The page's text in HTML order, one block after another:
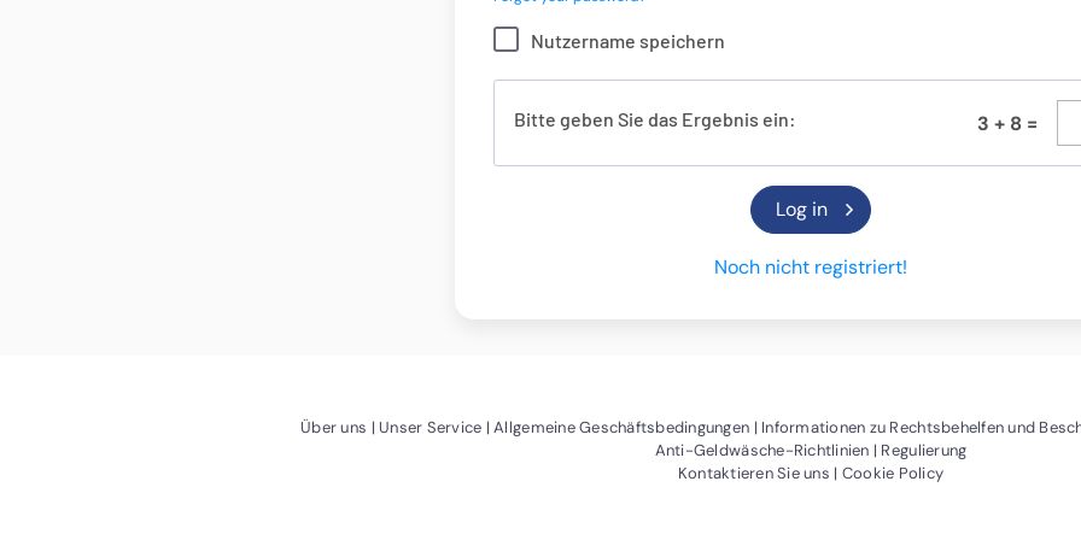
Nutzername speichern
Bitte geben Sie das Ergebnis ein: 3 + 8 =
Noch nicht registriert!
Über uns (Öffnet ein neues Fenster)
Unser Service(Öffnet ein neues Fenster)
Allgemeine Geschäftsbedingungen(Öffnet ein neues Fenster)
Informationen zu Rechtsbehelfen und
Anti-Geldwäsche-Richtlinien(Öffnet ein neues Fenster)
Regulierung
Kontaktieren Sie uns (Öffnet ein neues Fenster)
Cookie Policy(Öffnet ein neues